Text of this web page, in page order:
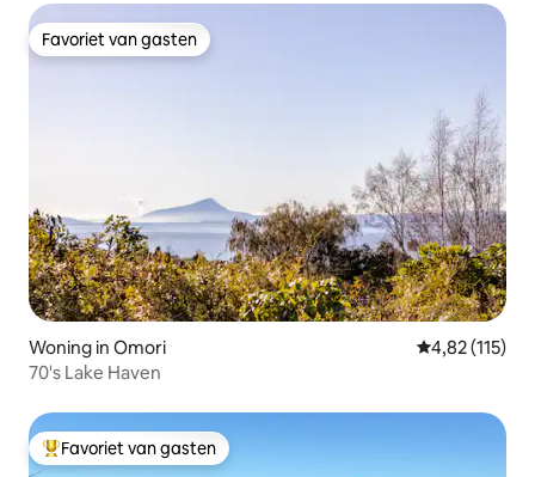
Favoriet van gasten
Favoriet van gasten
Woning in Omori Gemiddelde
4,82 (115)
70's Lake Haven
Topfavoriet van gasten
Favoriet van gasten